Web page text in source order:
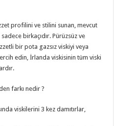
profilini ve stilini sunan, mevcut
birkaçıdır. Pürüzsüz ve
bir pota gazsız viskiyi veya
edin, İrlanda viskisinin tüm viski
farkı nedir ?
viskilerini 3 kez damıtırlar,